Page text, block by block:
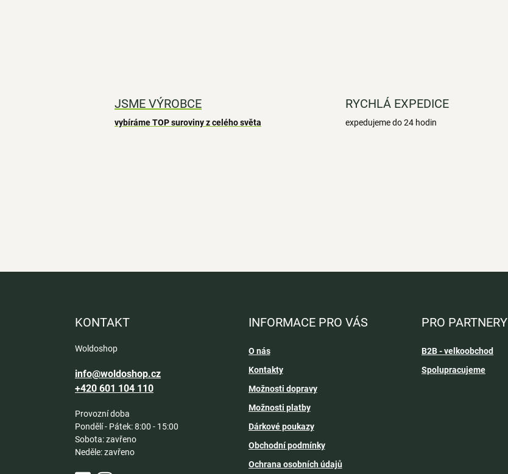
JSME VÝROBCE
vybíráme TOP suroviny z celého světa
RYCHLÁ EXPEDICE
expedujeme do 24 hodin
KONTAKT
Woldoshop
info@woldoshop.cz
+420 601 104 110
Provozní doba
Pondělí - Pátek: 8:00 - 15:00
Sobota: zavřeno
Neděle: zavřeno
INFORMACE PRO VÁS
O nás
Kontakty
Možnosti dopravy
Možnosti platby
Dárkové poukazy
Obchodní podmínky
Ochrana osobních údajů
PRO PARTNERY
B2B - velkoobchod
Spolupracujeme